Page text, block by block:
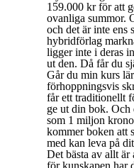
159.000 kr för att
ovanliga summor.
och det är inte ens
hybridförlag
ligger inte i deras
ut den. Då får du
Går du min kurs
förhoppningsvis
får ett traditionellt
ge ut din bok. Och
som 1 miljon
kommer boken att
med kan leva på
Det bästa av allt
för kunskapen har